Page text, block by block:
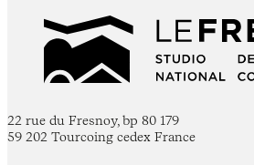
22 rue du Fresnoy, bp 80 179
59 202 Tourcoing cedex France